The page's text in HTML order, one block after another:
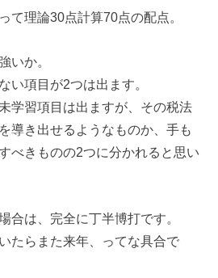
て理論30点計算70点の配点。
いか。
い項目が2つは出ます。
学習項目は出ますが、その税法
導き出せるようなものか、手も
べきものの2つに分かれると思い
合は、完全に丁半博打です。
たらまた来年、ってな具合で